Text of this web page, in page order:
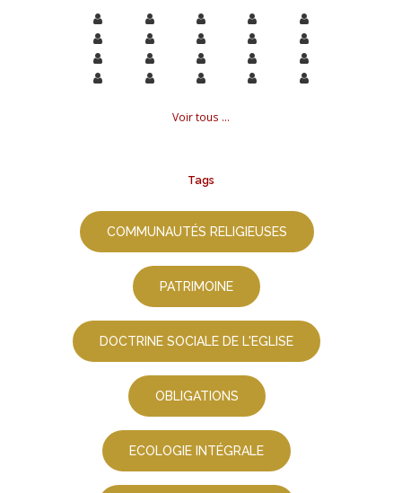
Voir tous ...
Tags
COMMUNAUTÉS RELIGIEUSES
PATRIMOINE
DOCTRINE SOCIALE DE L'EGLISE
OBLIGATIONS
ECOLOGIE INTÉGRALE